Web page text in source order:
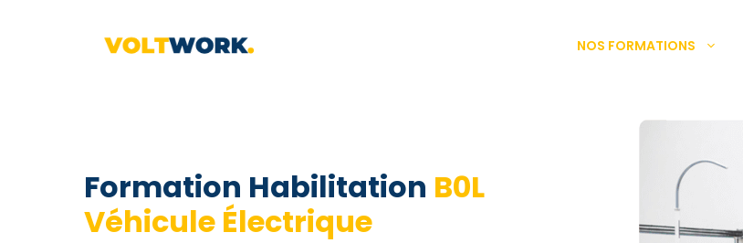
NOS FORMATIONS
Formation Habilitation B0L
Véhicule Électrique